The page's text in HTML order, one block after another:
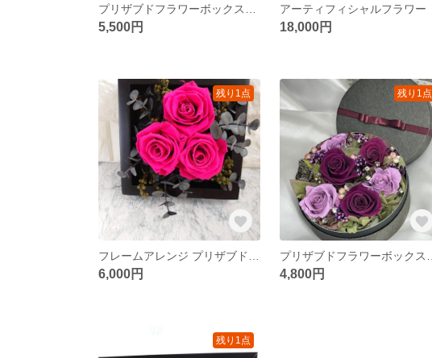
5,500円
アーティフィシャルフラワー
18,000円
残り1点
6,000円
残り1点
4,800円
残り1点